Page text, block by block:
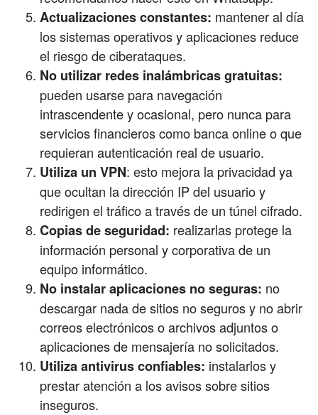
Actualizaciones constantes: mantener al día
los sistemas operativos y aplicaciones reduce
el riesgo de ciberataques.
No utilizar redes inalámbricas gratuitas:
pueden usarse para navegación
intrascendente y ocasional, pero nunca para
servicios financieros como banca online o que
requieran autenticación real de usuario.
Utiliza un VPN: esto mejora la privacidad ya
que ocultan la dirección IP del usuario y
redirigen el tráfico a través de un túnel cifrado.
Copias de seguridad: realizarlas protege la
información personal y corporativa de un
equipo informático.
No instalar aplicaciones no seguras: no
descargar nada de sitios no seguros y no abrir
correos electrónicos o archivos adjuntos o
aplicaciones de mensajería no solicitados.
Utiliza antivirus confiables: instalarlos y
prestar atención a los avisos sobre sitios
inseguros.